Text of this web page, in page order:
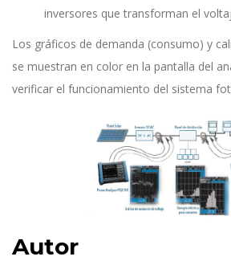
inversores que transforman el
Los gráficos de demanda (consumo) y
se muestran en color en la pantalla del
verificar el funcionamiento del sistema
Autor